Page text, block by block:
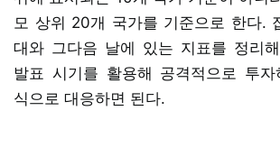
모 상위 20개 국가를 기준으로 한다.
대와 그다음 날에 있는 지표를 정리
발표 시기를 활용해 공격적으로 투자
식으로 대응하면 된다.